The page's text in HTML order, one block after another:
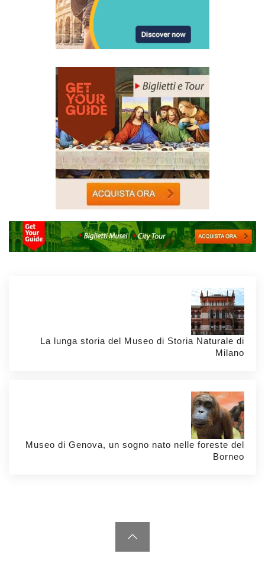
La lunga storia del Museo di Storia Naturale di
Milano
Museo di Genova, un sogno nato nelle foreste del
Borneo